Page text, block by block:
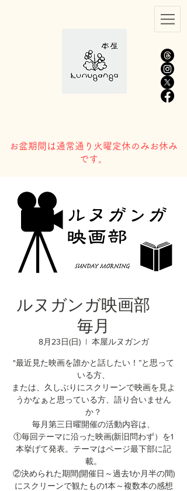
​お盆期間は通常通り火曜定休のみお休み
です。
ルヌガンガ映画部
毎月
8月23日(日)
  |
本屋ルヌガンガ
"最近見た映画を誰かと話したい！”と思って
いる方、
または、久しぶりにスクリーンで映画を見よ
うかなぁと思っている方、語り合いません
か？
毎月第三日曜開催の活動内容は、
①毎回テーマに沿った映画(新旧問わず）を1
本挙げて発表。テーマはページ最下部に記
載。
②決められた期間(開催日～過去1か月半の間)
にスクリーンで観たもの1本～複数本の感想